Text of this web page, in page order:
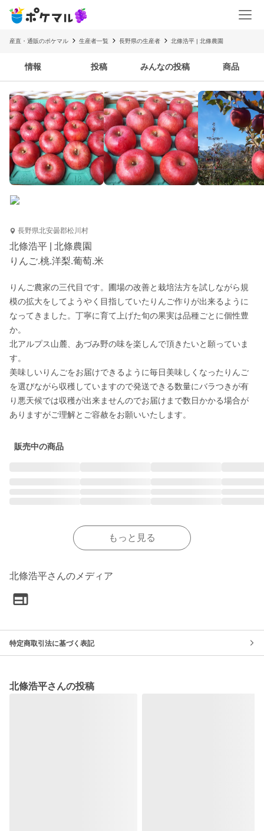
産直・通販のポケマル 生産者一覧 長野県の生産者 北條浩平 | 北條農園
情報 投稿 みんなの投稿 商品
長野県北安曇郡松川村
北條浩平 | 北條農園
りんご.桃.洋梨.葡萄.米
りんご農家の三代目です。圃場の改善と栽培法方を試しながら規
模の拡大をしてようやく目指していたりんご作りが出来るように
なってきました。丁寧に育て上げた旬の果実は品種ごとに個性豊
か。
北アルプス山麓、あづみ野の味を楽しんで頂きたいと願っていま
す。
美味しいりんごをお届けできるように毎日美味しくなったりんご
を選びながら収穫していますので発送できる数量にバラつきが有
り悪天候では収穫が出来ませんのでお届けまで数日かかる場合が
ありますがご理解とご容赦をお願いいたします。
販売中の商品
もっと見る
北條浩平さんのメディア
特定商取引法に基づく表記
北條浩平さんの投稿